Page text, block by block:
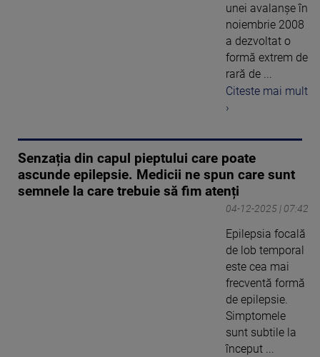
unei avalanșe în
noiembrie 2008
a dezvoltat o
formă extrem de
rară de ...
Citeste mai mult
›
Senzația din capul pieptului care poate
ascunde epilepsie. Medicii ne spun care sunt
semnele la care trebuie să fim atenți
04-12-2025 | 07:42
Epilepsia focală
de lob temporal
este cea mai
frecventă formă
de epilepsie.
Simptomele
sunt subtile la
început ...